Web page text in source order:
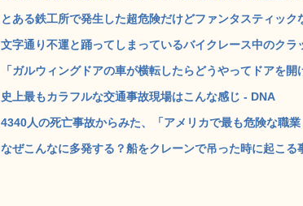
とある鉄工所で発生した超危険だけどファンタスティック
文字通り不運と踊ってしまっているバイクレース中のクラ
「ガルウィングドアの車が横転したらどうやってドアを
史上最もカラフルな交通事故現場はこんな感じ - DNA
4340人の死亡事故からみた、「アメリカで最も危険な職
なぜこんなに多発する？船をクレーンで吊った時に起こる